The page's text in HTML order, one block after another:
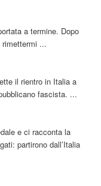
a termine. Dopo
...
il rientro in Italia a
fascista. ...
e ci racconta la
partirono dall’Italia